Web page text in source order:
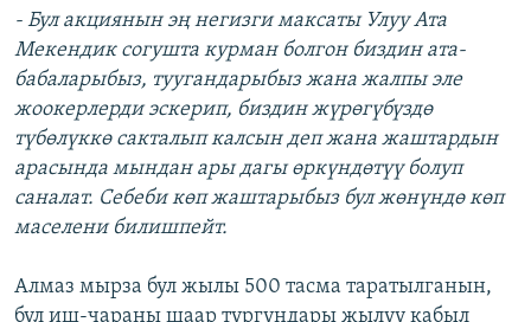
- Бул акциянын эң негизги максаты Улуу Ата
Мекендик согушта курман болгон биздин ата-
бабаларыбыз, туугандарыбыз жана жалпы эле
жоокерлерди эскерип, биздин жүрөгүбүздө
түбөлүккө сакталып калсын деп жана жаштардын
арасында мындан ары дагы өркүндөтүү болуп
саналат. Себеби көп жаштарыбыз бул жөнүндө көп
маселени билишпейт.
Алмаз мырза бул жылы 500 тасма таратылганын,
бул иш-чараны шаар тургундары жылуу кабыл